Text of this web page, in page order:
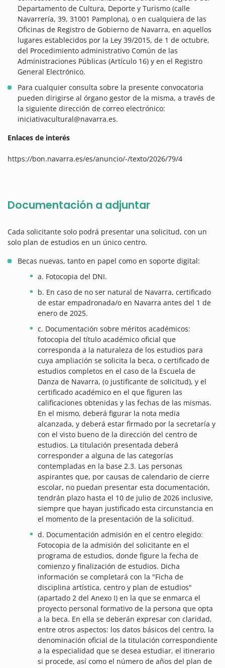
Departamento de Cultura, Deporte y Turismo (calle
Navarrería, 39, 31001 Pamplona), o en cualquiera de las
Oficinas de Registro de Gobierno de Navarra, en aquellos
lugares establecidos por la Ley 39/2015, de 1 de octubre,
del Procedimiento administrativo Común de las
Administraciones Públicas (Artículo 16) y en el Registro
General Electrónico.
Para cualquier consulta sobre la presente convocatoria
pueden dirigirse al órgano gestor de la misma, a través de
la siguiente dirección de correo electrónico:
iniciativacultural@navarra.es.
Enlaces de interés
https://bon.navarra.es/es/anuncio/-/texto/2026/79/4
Documentación a adjuntar
Cada solicitante solo podrá presentar una solicitud, con un
solo plan de estudios en un único centro.
Becas nuevas, tanto en papel como en soporte digital:
a. Fotocopia del DNI.
b. En caso de no ser natural de Navarra, certificado
de estar empadronada/o en Navarra antes del 1 de
enero de 2025.
c. Documentación sobre méritos académicos:
fotocopia del título académico oficial que
corresponda a la naturaleza de los estudios para
cuya ampliación se solicita la beca, o certificado de
estudios completos en el caso de la Escuela de
Danza de Navarra, (o justificante de solicitud), y el
certificado académico en el que figuren las
calificaciones obtenidas y las fechas de las mismas.
En el mismo, deberá figurar la nota media
alcanzada, y deberá estar firmado por la secretaría y
con el visto bueno de la dirección del centro de
estudios. La titulación presentada deberá
corresponder a alguna de las categorías
contempladas en la base 2.3. Las personas
aspirantes que, por causas de calendario de cierre
escolar, no puedan presentar esta documentación,
tendrán plazo hasta el 10 de julio de 2026 inclusive,
siempre que hayan justificado esta circunstancia en
el momento de la presentación de la solicitud.
d. Documentación admisión en el centro elegido:
Fotocopia de la admisión del solicitante en el
programa de estudios, donde figure la fecha de
comienzo y finalización de estudios. Dicha
información se completará con la "Ficha de
disciplina artística, centro y plan de estudios"
(apartado 2 del Anexo I) en la que se enmarca el
proyecto personal formativo de la persona que opta
a la beca. En ella se deberán expresar con claridad,
entre otros aspectos: los datos básicos del centro, la
denominación oficial de la titulación correspondiente
a la especialidad que se desea estudiar, el itinerario
si procede, así como el número de años del plan de